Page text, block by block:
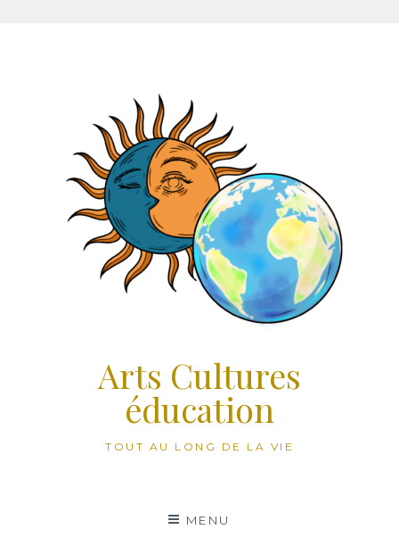
Arts Cultures
éducation
TOUT AU LONG DE LA VIE
MENU